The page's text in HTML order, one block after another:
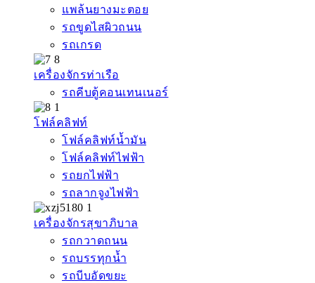
แพล้นยางมะตอย
รถขูดไสผิวถนน
รถเกรด
เครื่องจักรท่าเรือ
รถคีบตู้คอนเทนเนอร์
โฟล์คลิฟท์
โฟล์คลิฟท์น้ำมัน
โฟล์คลิฟท์ไฟฟ้า
รถยกไฟฟ้า
รถลากจูงไฟฟ้า
เครื่องจักรสุขาภิบาล
รถกวาดถนน
รถบรรทุกน้ำ
รถบีบอัดขยะ